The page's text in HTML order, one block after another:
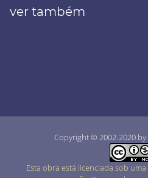
ver também
Copyright © 2002-2020
Esta obra está licenciada sob